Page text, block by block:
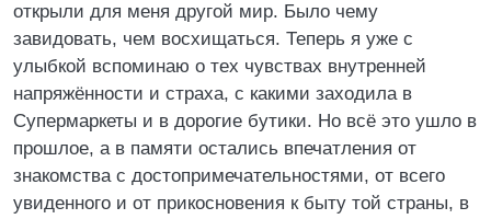
открыли для меня другой мир. Было чему
завидовать, чем восхищаться. Теперь я уже с
улыбкой вспоминаю о тех чувствах внутренней
напряжённости и страха, с какими заходила в
Супермаркеты и в дорогие бутики. Но всё это ушло в
прошлое, а в памяти остались впечатления от
знакомства с достопримечательностями, от всего
увиденного и от прикосновения к быту той страны, в